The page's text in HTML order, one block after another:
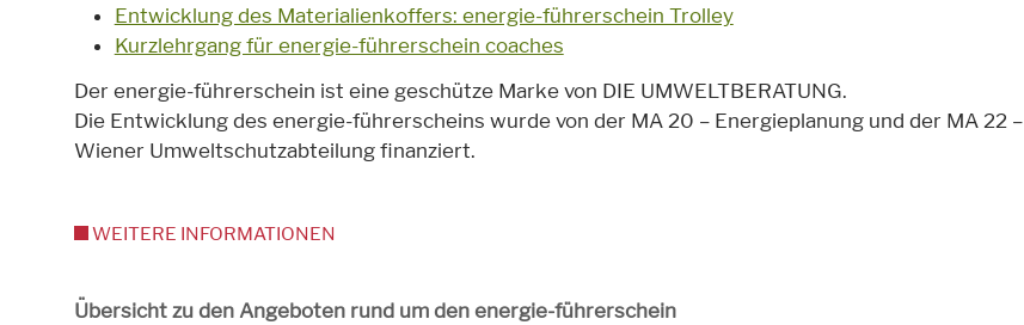
Entwicklung des Materialienkoffers: energie-führerschein Trolley
Kurzlehrgang für energie-führerschein coaches
Der energie-führerschein ist eine geschütze Marke von DIE UMWELTBERATUNG.
Die Entwicklung des energie-führerscheins wurde von der MA 20 – Energieplanung und der MA 22 –
Wiener Umweltschutzabteilung finanziert.
WEITERE INFORMATIONEN
Übersicht zu den Angeboten rund um den energie-führerschein